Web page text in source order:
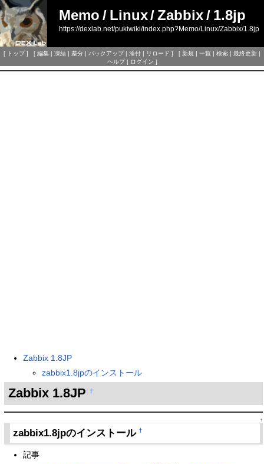
Memo / Linux/Zabbix/ 1.8jp
https://dexlab.net/pukiwiki/index.php?Memo/Linux/Zabbix/1.8jp
[ トップ] [ 編集 | 凍結 | 差分 | バックアップ| 添付 | リロード ] [ 新規 | 一覧 | 検索 | 最終更新 |
ヘルプ| ログイン ]
Zabbix 1.8JP
zabbix1.8jpのインストール
Zabbix 1.8JP †
↑
zabbix1.8jpのインストール†
記事